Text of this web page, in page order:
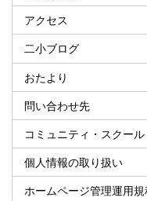
アクセス
二小ブログ
おたより
問い合わせ先
コミュニティ・スクール
個人情報の取り扱い
ホームページ管理運用規